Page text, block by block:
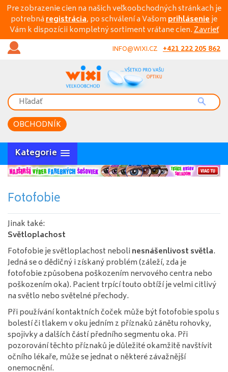
Pre zobrazenie cien na našich veľkoobchodných stránkach je
potrebnáregistrácia, po schválení a Vašom prihlásenieje
Vám k dispozícii kompletný sortiment vrátane cien.Zavrieť
INFO@WIXI.CZ +421 222 205 862
OBCHODNÍK
Kategorie
Fotofobie
Jinak také:
Světloplachost
Fotofobie je světloplachost neboli nesnášenlivost světla.
Jedná se o dědičný i získaný problém (záleží, zda je
fotofobie způsobena poškozením nervového centra nebo
poškozením oka). Pacient trpící touto obtíží je velmi citlivý
na světlo nebo světelné přechody.
Při používání kontaktních čoček může být fotofobie spolu s
bolestí či tlakem v oku jedním z příznaků zánětu rohovky,
spojivky a dalších částí předního segmentu oka. Při
pozorování těchto příznaků je důležité okamžitě navštívit
očního lékaře, může se jednat o některé závažnější
onemocnění.